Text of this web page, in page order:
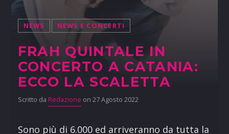
NEWS NEWS E CONCERTI
FRAH QUINTALE IN
CONCERTO A CATANIA:
ECCO LA SCALETTA
Scritto da Redazione on 27 Agosto 2022
Sono più di 6.000 ed arriveranno da tutta la